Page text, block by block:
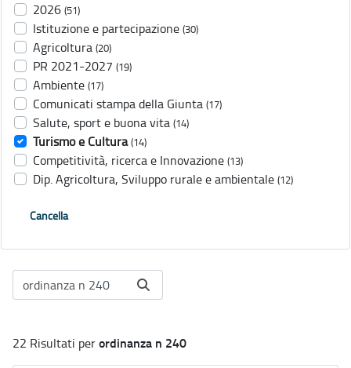
2026 (51)
Istituzione e partecipazione (30)
Agricoltura (20)
PR 2021-2027 (19)
Ambiente (17)
Comunicati stampa della Giunta (17)
Salute, sport e buona vita (14)
Turismo e Cultura (14)
Competitività, ricerca e Innovazione (13)
Dip. Agricoltura, Sviluppo rurale e ambientale (12)
Cancella
22 Risultati perordinanza n 240